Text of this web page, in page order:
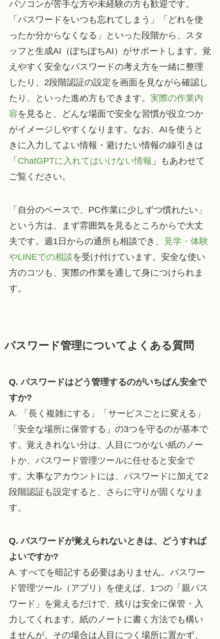
パソコンが苦手な方や未経験の方も歓迎です。
「パスワードをいつも忘れてしまう」「どれを使
ったか分からなくなる」といった段階から、スタ
ッフと生成AI（ぽちぽちAI）がサポートします。覚
えやすく安全なパスワードの考え方を一緒に整理
したり、2段階認証の設定を画面を見ながら確認し
たり、といった進め方もできます。 実際の作業内
容を見ると、どんな場面で安全な習慣が役立つか
がイメージしやすくなります。なお、AIを使うと
きに入力してよい情報・避けたい情報の線引きは
「 ChatGPTに入れてはいけない情報 」もあわせて
ご覧ください。
「自分のペースで、PC作業に少しずつ慣れたい」
という方は、まず雰囲気を見るところからで大丈
夫です。週1日からの通所も相談でき、
見学・体験
やLINEでの相談を受け付けています。安全な使い
方のコツも、実際の作業を通して身につけられま
す。
パスワード管理についてよくある質問
Q. パスワードはどう管理するのがいちばん安全で
すか?
A. 「長く複雑にする」「サービスごとに変える」
「安全な場所に保管する」の3つを守るのが基本で
す。覚えきれない分は、人目につかない紙のノー
トか、パスワード管理ツールに任せると安全で
す。大事なアカウントには、パスワードに加えて2
段階認証も設定すると、さらに守りが固くなりま
す。
Q. パスワードが覚えられないときは、どうすれば
よいですか?
A. すべてを暗記する必要はありません。パスワー
ド管理ツール（アプリ）を使えば、1つの「親パス
ワード」を覚えるだけで、残りは安全に保管・入
力してくれます。紙のノートに書く方法でも構い
ませんが、その場合は人目につく場所に置かず、